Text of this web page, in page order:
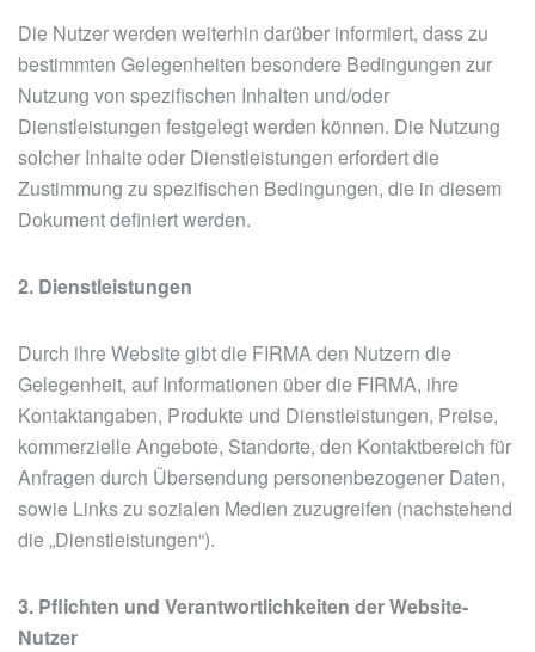
Die Nutzer werden weiterhin darüber informiert, dass zu
bestimmten Gelegenheiten besondere Bedingungen zur
Nutzung von spezifischen Inhalten und/oder
Dienstleistungen festgelegt werden können. Die Nutzung
solcher Inhalte oder Dienstleistungen erfordert die
Zustimmung zu spezifischen Bedingungen, die in diesem
Dokument definiert werden.
2. Dienstleistungen
Durch ihre Website gibt die FIRMA den Nutzern die
Gelegenheit, auf Informationen über die FIRMA, ihre
Kontaktangaben, Produkte und Dienstleistungen, Preise,
kommerzielle Angebote, Standorte, den Kontaktbereich für
Anfragen durch Übersendung personenbezogener Daten,
sowie Links zu sozialen Medien zuzugreifen (nachstehend
die „Dienstleistungen“).
3. Pflichten und Verantwortlichkeiten der Website-
Nutzer